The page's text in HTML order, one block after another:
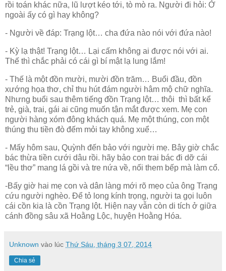
rồi toán khác nữa, lũ lượt kéo tới, tò mò ra. Người đi hỏi: Ở
ngoài ấy có gì hay không?
- Người về đáp: Trạng lột… cha đứa nào nói với đứa nào!
- Kỳ lạ thật! Trạng lột… Lại cấm không ai được nói với ai.
Thế thì chắc phải có cái gì bí mật lạ lung lắm!
- Thế là một đồn mười, mười đồn trăm… Buổi đầu, đồn
xướng họa thơ, chỉ thu hút đám người hâm mộ chữ nghĩa.
Nhưng buổi sau thêm tiếng đồn Trạng lột… thôi thì bất kể
trẻ, già, trai, gái ai cũng muốn tận mắt được xem. Mẹ con
người hàng xóm đông khách quá. Mẹ một thúng, con một
thúng thu tiền đò đếm mỏi tay không xuể…
- Mấy hôm sau, Quỳnh đến bảo với người mẹ. Bây giờ chắc
bác thừa tiền cưới dâu rồi. hãy bảo con trai bác đi dỡ cái
“lều thơ” mang lá gồi và tre nứa về, nối them bếp mà làm cổ.
-Bấy giờ hai mẹ con và dân làng mới rõ mẹo của ông Trạng
cứu người nghèo. Để tỏ long kính trọng, người ta gọi luôn
cái cồn kia là cồn Trạng lột. Hiện nay vẫn còn di tích ở giữa
cánh đồng sâu xã Hoằng Lộc, huyện Hoằng Hóa.
Unknown vào lúc Thứ Sáu, tháng 3 07, 2014
Chia sẻ